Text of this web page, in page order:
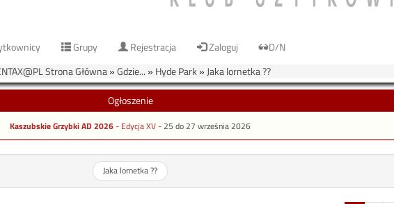
Grupy Rejestracja Zaloguj
D/N
Strona Główna»Gdzie... » Hyde Park» Jaka lornetka ??
Ogłoszenie
Kaszubskie Grzybki AD 2026- Edycja XV -25 do 27 września 2026
Jaka lornetka ??